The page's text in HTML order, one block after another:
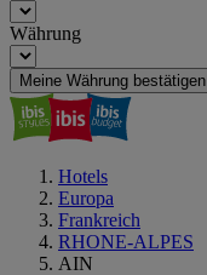
Währung
Meine Währung bestätigen
Hotels
Europa
Frankreich
RHONE-ALPES
AIN